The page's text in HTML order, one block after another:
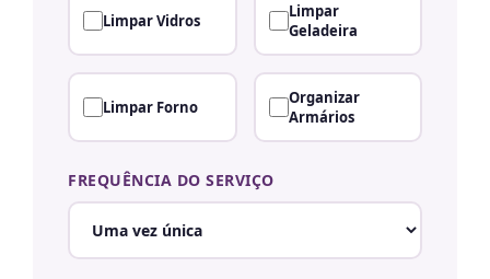
Limpar Vidros
Limpar
Geladeira
Limpar Forno
Organizar
Armários
FREQUÊNCIA DO SERVIÇO